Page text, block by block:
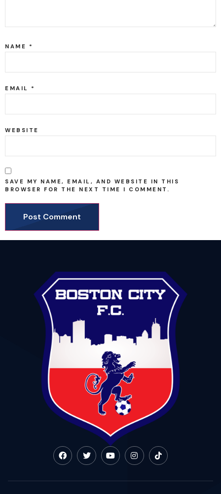
NAME *
EMAIL *
WEBSITE
SAVE MY NAME, EMAIL, AND WEBSITE IN THIS
BROWSER FOR THE NEXT TIME I COMMENT.